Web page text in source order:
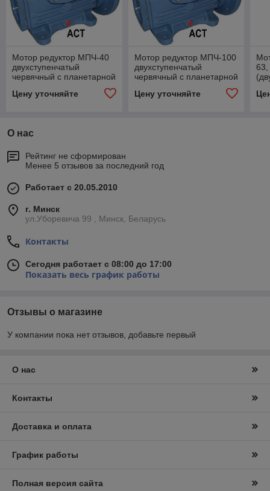
Мотор редуктор МПЧ-40
двухступенчатый
червячный с планетарной
Цену уточняйте
Мотор редуктор МПЧ-100
двухступенчатый
червячный с планетарной
Цену уточняйте
63,
О нас
Рейтинг не сформирован
Менее 5 отзывов за последний год
Работает с 20.05.2010
г. Минск
ул.Уборевича 99 , Минск, Беларусь
Контакты
Сегодня работает с 08:00 до 17:00
Показать весь график работы
Отзывы о магазине
У компании пока нет отзывов, добавьте первый
О нас
Контакты
Доставка и оплата
График работы
Полная версия сайта